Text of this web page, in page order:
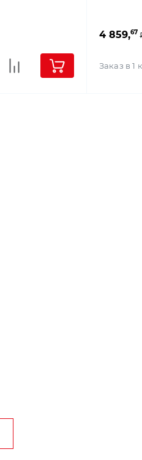
4 859,67
Заказ в 1